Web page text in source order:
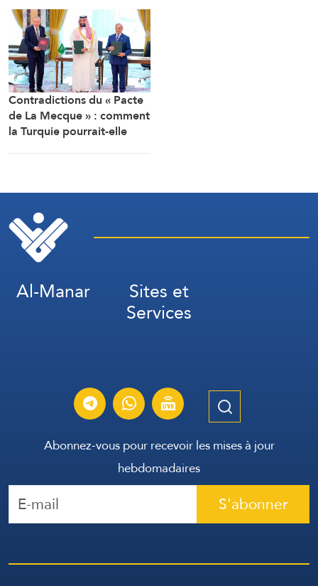
militaire
Contradictions du « Pacte
de La Mecque » : comment
la Turquie pourrait-elle
Al-Manar Sites et
Services
Abonnez-vous pour recevoir les mises à jour
hebdomadaires
S'abonner